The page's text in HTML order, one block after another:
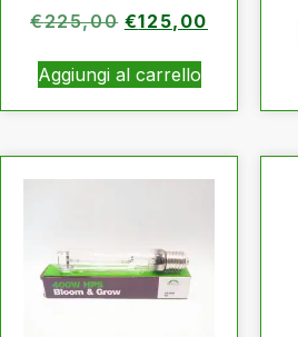
€225,00 €125,00
Aggiungi al carrello